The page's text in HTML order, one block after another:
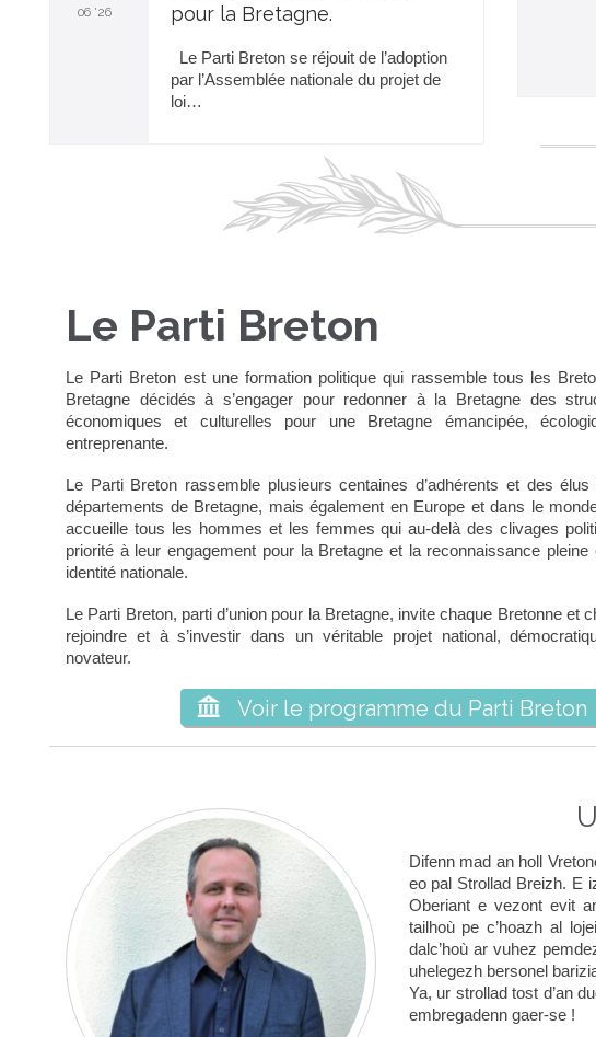
06 '26
pour la Bretagne.
Le Parti Breton se réjouit de l’adoption
par l’Assemblée nationale du projet de
loi…
Le Parti Breton
Le Parti Breton est une formation politique qui rassemble tous les
Bretagne décidés à s’engager pour redonner à la Bretagne des
économiques et culturelles pour une Bretagne émancipée,
entreprenante.
Le Parti Breton rassemble plusieurs centaines d’adhérents et des
départements de Bretagne, mais également en Europe et dans le
accueille tous les hommes et les femmes qui au-delà des clivages
priorité à leur engagement pour la Bretagne et la reconnaissance
identité nationale.
Le Parti Breton, parti d’union pour la Bretagne, invite chaque Bretonne et
rejoindre et à s’investir dans un véritable projet national,
novateur.
 Voir le programme du Parti Breton
Difenn mad an holl
eo pal Strollad Breizh. E
Oberiant e vezont evit
tailhoù pe c’hoazh al
dalc’hoù ar vuhez
uhelegezh bersonel
Ya, ur strollad tost d’an
embregadenn gaer-se !